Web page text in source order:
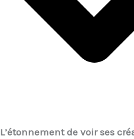
L’étonnement de voir ses